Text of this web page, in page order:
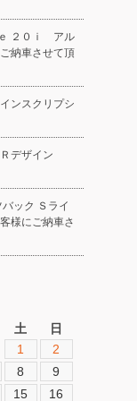
２０ｉ アル
納車させて頂
ンスクリプシ
Ｒデザイン
ック Ｓライ
様にご納車さ
土
日
1
2
8
9
15
16